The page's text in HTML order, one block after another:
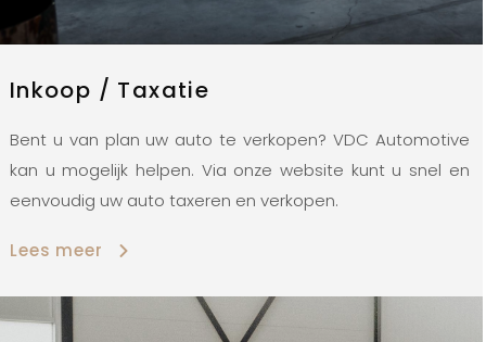
Inkoop / Taxatie
Bent u van plan uw auto te verkopen? VDC Automotive
kan u mogelijk helpen. Via onze website kunt u snel en
eenvoudig uw auto taxeren en verkopen.
Lees meer